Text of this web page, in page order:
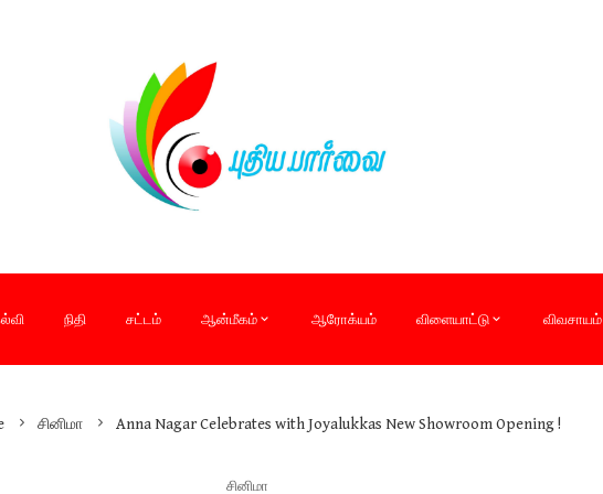
நிதி சட்டம் ஆன்மீகம் ஆரோக்யம் விளையாட்டு விவசாயம்
சினிமா Anna Nagar Celebrates with Joyalukkas New Showroom Opening !
சினிமா